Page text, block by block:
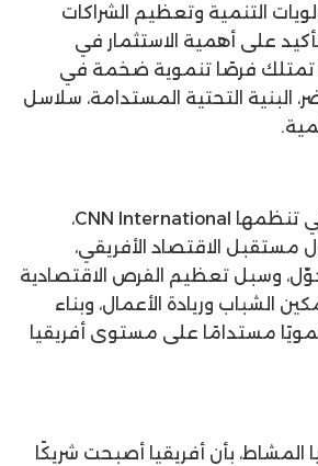
التنمية وتعظيم الشراكات
على أهمية الاستثمار في
تمتلك فرصًا تنموية ضخمة في
البنية التحتية المستدامة، سلاسل
وتشهد الفعالية، التي تنظمها CNN International،
الاقتصاد الأفريقي،
وسبل تعظيم الفرص الاقتصادية
الشباب وريادة الأعمال، وبناء
مستدامًا على مستوى أفريقيا
المشاط، بأن أفريقيا أصبحت شريكًا